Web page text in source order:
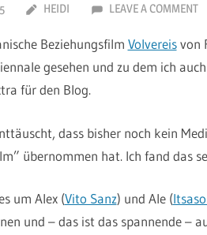
HEIDI LEAVE A COMMENT
Beziehungsfilm Volvereisvon
gesehen und zu dem ich
für den Blog.
dass bisher noch kein
übernommen hat. Ich fand das
um Alex (Vito Sanz) und Ale (
und – das ist das spannende –